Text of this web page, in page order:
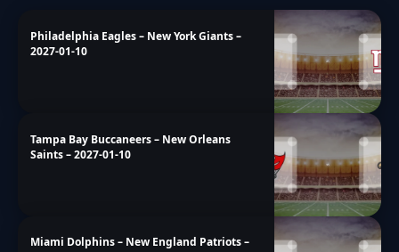
Philadelphia Eagles – New York Giants –
2027-01-10
Tampa Bay Buccaneers – New Orleans
Saints – 2027-01-10
Miami Dolphins – New England Patriots –